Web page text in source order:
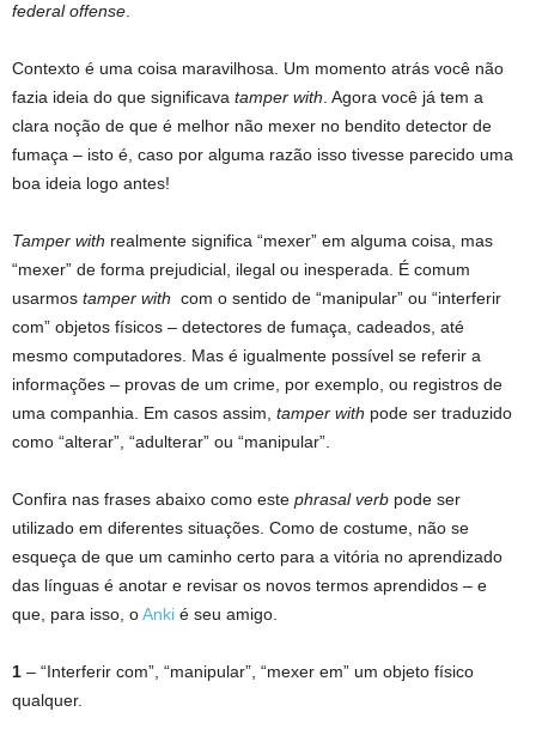
federal offense
Contexto é uma coisa maravilhosa. Um momento atrás você não
fazia ideia do que significava tamper with . Agora você já tem a
clara noção de que é melhor não mexer no bendito detector de
fumaça – isto é, caso por alguma razão isso tivesse parecido uma
boa ideia logo antes!
Tamper with realmente significa “mexer” em alguma coisa, mas
“mexer” de forma prejudicial, ilegal ou inesperada. É comum
usarmos tamper with com o sentido de “manipular” ou “interferir
com” objetos físicos – detectores de fumaça, cadeados, até
mesmo computadores. Mas é igualmente possível se referir a
informações – provas de um crime, por exemplo, ou registros de
uma companhia. Em casos assim, tamper with pode ser traduzido
como “alterar”, “adulterar” ou “manipular”.
Confira nas frases abaixo como este phrasal verb pode ser
utilizado em diferentes situações. Como de costume, não se
esqueça de que um caminho certo para a vitória no aprendizado
das línguas é anotar e revisar os novos termos aprendidos – e
que, para isso, oAnki é seu amigo.
1 – “Interferir com”, “manipular”, “mexer em” um objeto físico
qualquer.